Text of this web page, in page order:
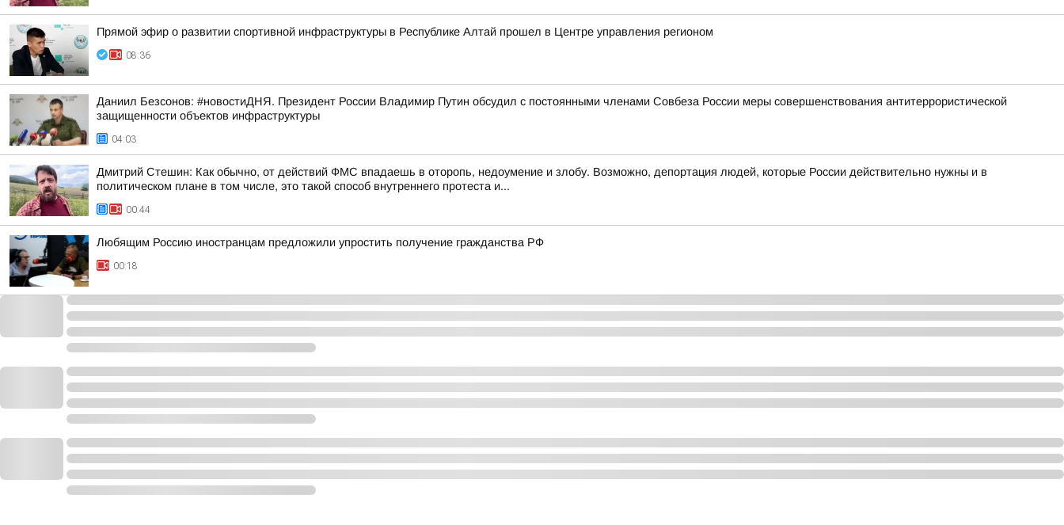
Прямой эфир о развитии спортивной инфраструктуры в Республике Алтай прошел в Центре управления регионом
08:36
Даниил Безсонов: #новостиДНЯ. Президент России Владимир Путин обсудил с постоянными членами Совбеза России меры совершенствования антитеррористической
защищенности объектов инфраструктуры
04:03
Дмитрий Стешин: Как обычно, от действий ФМС впадаешь в оторопь, недоумение и злобу. Возможно, депортация людей, которые России действительно нужны и в
политическом плане в том числе, это такой способ внутреннего протеста и...
00:44
Любящим Россию иностранцам предложили упростить получение гражданства РФ
00:18